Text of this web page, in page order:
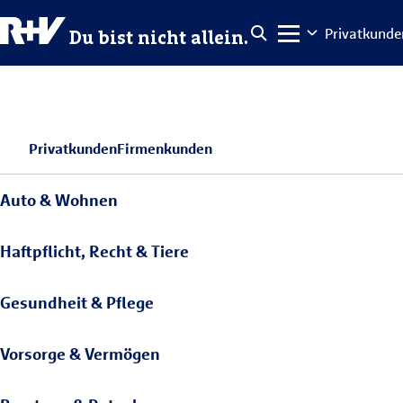
Du bist nicht allein.
PrivatkundenFirmenkunden
Auto & Wohnen
Haftpflicht, Recht & Tiere
Gesundheit & Pflege
Vorsorge & Vermögen